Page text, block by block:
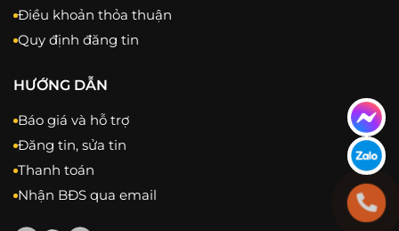
Điều khoản thỏa thuận
Quy định đăng tin
HƯỚNG DẪN
Báo giá và hỗ trợ
Đăng tin, sửa tin
Thanh toán
Nhận BĐS qua email